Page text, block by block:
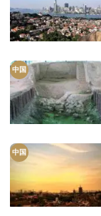
中国
中国